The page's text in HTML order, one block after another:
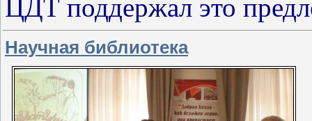
ЦДТ поддержал это
Научная библиотека